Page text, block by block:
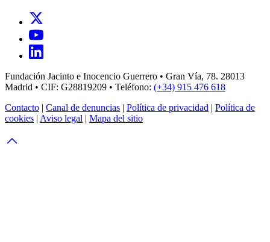
Fundación Jacinto e Inocencio Guerrero • Gran Vía, 78. 28013
Madrid • CIF: G28819209 • Teléfono: (+34) 915 476 618
Contacto | Canal de denuncias | Política de privacidad | Política de
cookies | Aviso legal | Mapa del sitio